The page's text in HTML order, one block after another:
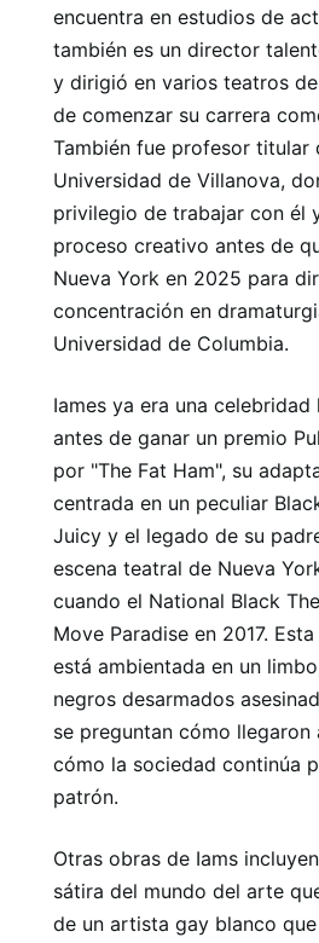
encuentra en estudios de
también es un director
y dirigió en varios teatros
de comenzar su carrera
También fue profesor titular
Universidad de Villanova,
privilegio de trabajar con él
proceso creativo antes de
Nueva York en 2025 para
concentración en
Universidad de Columbia.
Iames ya era una
antes de ganar un premio
por "The Fat Ham", su
centrada en un peculiar
Juicy y el legado de su
escena teatral de Nueva
cuando el National Black
Move Paradise en 2017.
está ambientada en un
negros desarmados
se preguntan cómo llegaron
cómo la sociedad continúa
patrón.
Otras obras de Iams
sátira del mundo del arte
de un artista gay blanco